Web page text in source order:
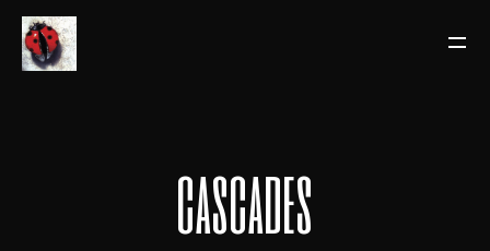
cascades